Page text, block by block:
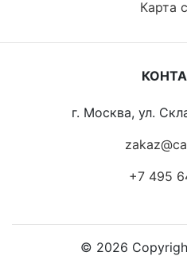
Карта
г. Москва, ул.
+7 495
© 2026